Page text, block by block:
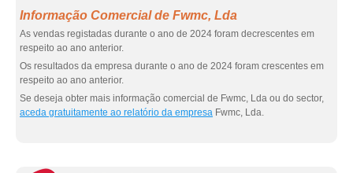
Informação Comercial de Fwmc, Lda
As vendas registadas durante o ano de 2024 foram decrescentes em
respeito ao ano anterior.
Os resultados da empresa durante o ano de 2024 foram crescentes em
respeito ao ano anterior.
Se deseja obter mais informação comercial de Fwmc, Lda ou do sector,
aceda gratuitamente ao relatório da empresa Fwmc, Lda.